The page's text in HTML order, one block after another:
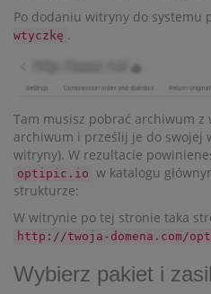
Po dodaniu witryny do systemu
wtyczkę .
Tam musisz pobrać archiwum z
archiwum i prześlij je do swojej
witryny). W rezultacie
optipic.io w katalogu
strukturze:
W witrynie po tej stronie taka
http://twoja-domena.com/
Wybierz pakiet i